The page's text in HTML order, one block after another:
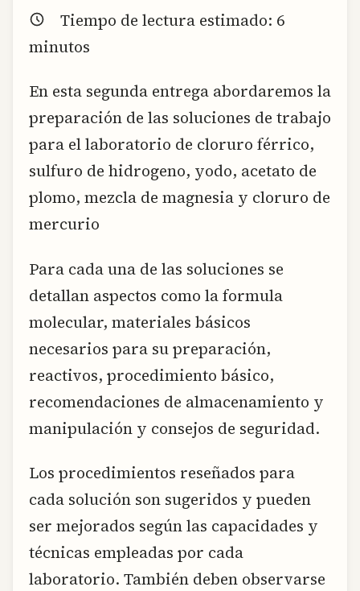
Tiempo de lectura estimado: 6
minutos
En esta segunda entrega abordaremos la
preparación de las soluciones de trabajo
para el laboratorio de cloruro férrico,
sulfuro de hidrogeno, yodo, acetato de
plomo, mezcla de magnesia y cloruro de
mercurio
Para cada una de las soluciones se
detallan aspectos como la formula
molecular, materiales básicos
necesarios para su preparación,
reactivos, procedimiento básico,
recomendaciones de almacenamiento y
manipulación y consejos de seguridad.
Los procedimientos reseñados para
cada solución son sugeridos y pueden
ser mejorados según las capacidades y
técnicas empleadas por cada
laboratorio. También deben observarse